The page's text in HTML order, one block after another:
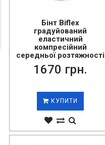
Бінт Biflex
градуйований
еластичний
компресійний
середньої розтяжності
16+ тіл, розмір 10см х
4м...
1670 грн.
КУПИТИ